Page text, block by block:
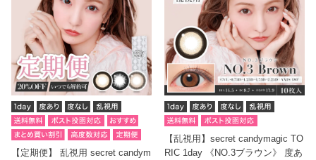
【定期便】 乱視用 secret candym
【乱視用】secret candymagic TO
RIC 1day 《NO.3ブラウン》 度あ